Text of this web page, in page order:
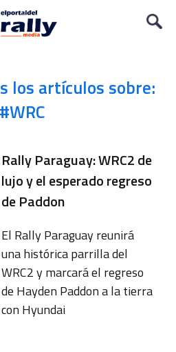
los artículos sobre:
#WRC
Rally Paraguay: WRC2 de
lujo y el esperado regreso
de Paddon
El Rally Paraguay reunirá
una histórica parrilla del
WRC2 y marcará el regreso
de Hayden Paddon a la tierra
con Hyundai